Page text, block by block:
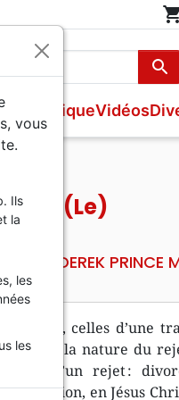
search
MusiqueVidéos
rejet (Le)
DEREK PRINCE
celles d’une
la nature du
d’un rejet :
en Jésus
vous
Ils
la
les
les